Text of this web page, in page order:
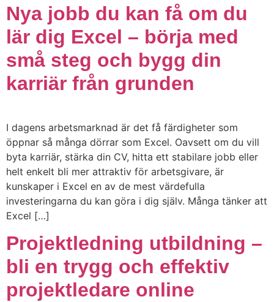
Nya jobb du kan få om du
lär dig Excel – börja med
små steg och bygg din
karriär från grunden
I dagens arbetsmarknad är det få färdigheter som
öppnar så många dörrar som Excel. Oavsett om du vill
byta karriär, stärka din CV, hitta ett stabilare jobb eller
helt enkelt bli mer attraktiv för arbetsgivare, är
kunskaper i Excel en av de mest värdefulla
investeringarna du kan göra i dig själv. Många tänker att
Excel […]
Projektledning utbildning –
bli en trygg och effektiv
projektledare online